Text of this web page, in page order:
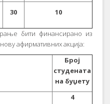
30 10
бити финансирано из
афирмативних акција:
Број
студената
на буџету
4